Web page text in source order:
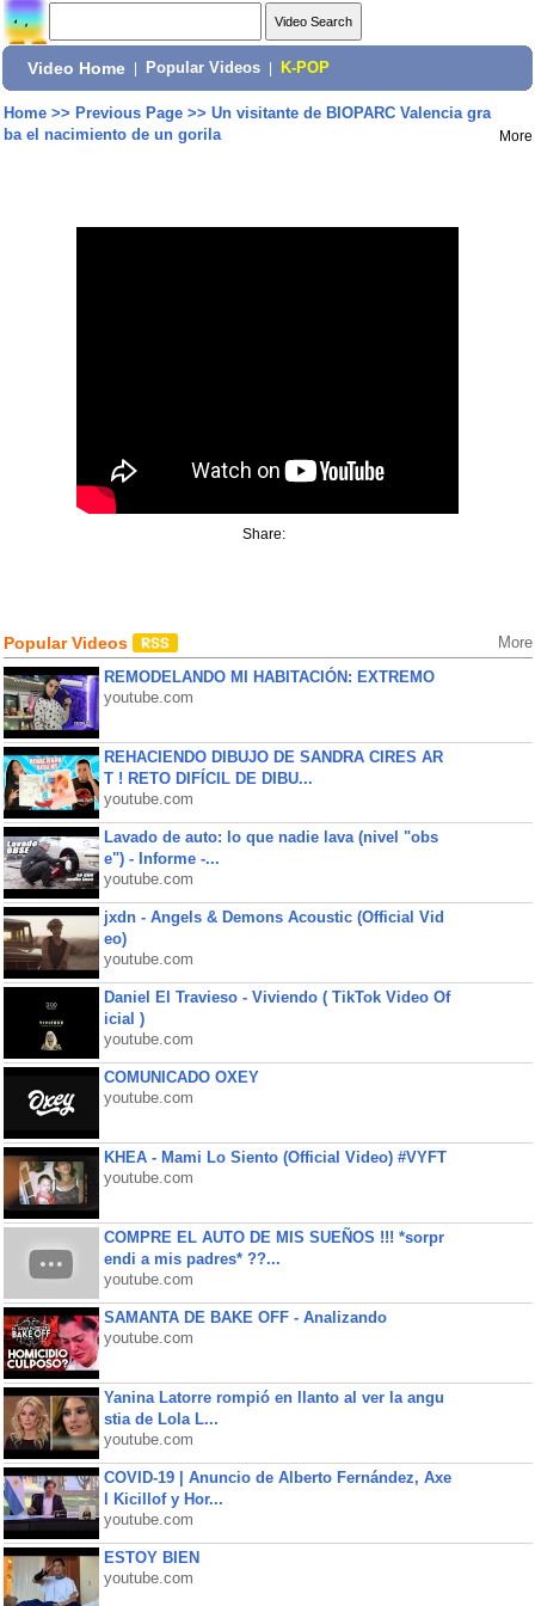
Video Home Popular Videos K-POP
Home>> Previous Page>> Un visitante de BIOPARC Valencia gra
ba el nacimiento de un gorila
More
Share:
Popular Videos More
REMODELANDO MI HABITACIÓN: EXTREMO
youtube.com
REHACIENDO DIBUJO DE SANDRA CIRES AR
T ! RETO DIFÍCIL DE DIBU...
youtube.com
Lavado de auto: lo que nadie lava (nivel "obs
e") - Informe -...
youtube.com
jxdn - Angels & Demons Acoustic (Official Vid
eo)
youtube.com
Daniel El Travieso - Viviendo ( TikTok Video Of
icial )
youtube.com
COMUNICADO OXEY
youtube.com
KHEA - Mami Lo Siento (Official Video) #VYFT
youtube.com
COMPRE EL AUTO DE MIS SUEÑOS !!! *sorpr
endi a mis padres* ??...
youtube.com
SAMANTA DE BAKE OFF - Analizando
youtube.com
Yanina Latorre rompió en llanto al ver la angu
stia de Lola L...
youtube.com
COVID-19 | Anuncio de Alberto Fernández, Axe
l Kicillof y Hor...
youtube.com
ESTOY BIEN
youtube.com